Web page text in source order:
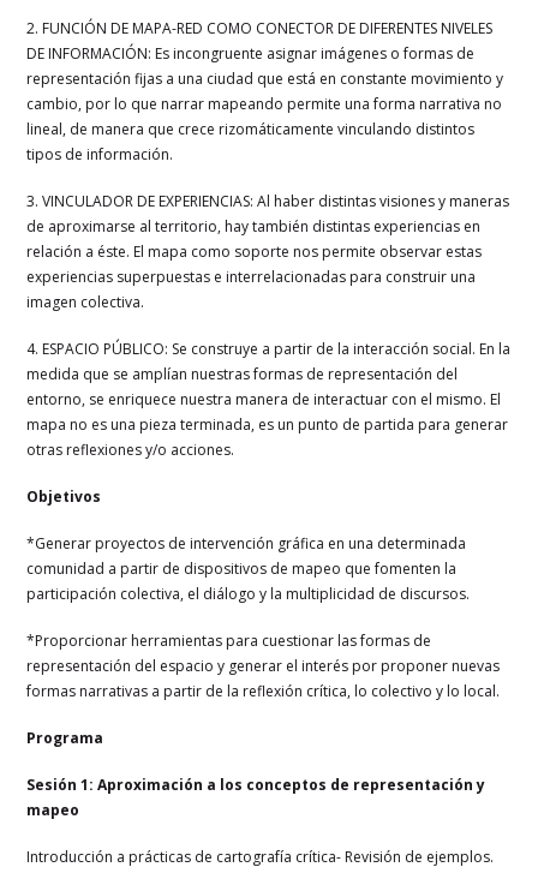
2. FUNCIÓN DE MAPA-RED COMO CONECTOR DE DIFERENTES NIVELES
DE INFORMACIÓN: Es incongruente asignar imágenes o formas de
representación fijas a una ciudad que está en constante movimiento y
cambio, por lo que narrar mapeando permite una forma narrativa no
lineal, de manera que crece rizomáticamente vinculando distintos
tipos de información.
3. VINCULADOR DE EXPERIENCIAS: Al haber distintas visiones y maneras
de aproximarse al territorio, hay también distintas experiencias en
relación a éste. El mapa como soporte nos permite observar estas
experiencias superpuestas e interrelacionadas para construir una
imagen colectiva.
4. ESPACIO PÚBLICO: Se construye a partir de la interacción social. En la
medida que se amplían nuestras formas de representación del
entorno, se enriquece nuestra manera de interactuar con el mismo. El
mapa no es una pieza terminada, es un punto de partida para generar
otras reflexiones y/o acciones.
Objetivos
*Generar proyectos de intervención gráfica en una determinada
comunidad a partir de dispositivos de mapeo que fomenten la
participación colectiva, el diálogo y la multiplicidad de discursos.
*Proporcionar herramientas para cuestionar las formas de
representación del espacio y generar el interés por proponer nuevas
formas narrativas a partir de la reflexión crítica, lo colectivo y lo local.
Programa
Sesión 1: Aproximación a los conceptos de representación y
mapeo
Introducción a prácticas de cartografía crítica- Revisión de ejemplos.